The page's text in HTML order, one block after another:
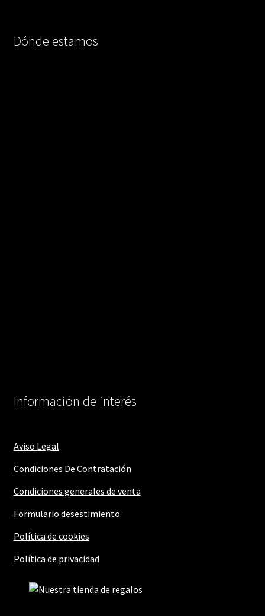
Dónde estamos
Información de interés
Aviso Legal
Condiciones De Contratación
Condiciones generales de venta
Formulario desestimiento
Política de cookies
Política de privacidad